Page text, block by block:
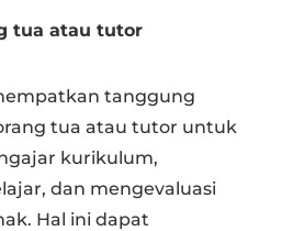
tua atau tutor
tanggung
tua atau tutor untuk
kurikulum,
dan mengevaluasi
Hal ini dapat